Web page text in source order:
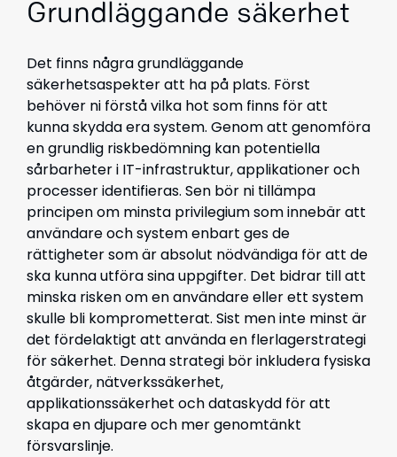
Grundläggande säkerhet
Det finns några grundläggande
säkerhetsaspekter att ha på plats. Först
behöver ni förstå vilka hot som finns för att
kunna skydda era system. Genom att genomföra
en grundlig riskbedömning kan potentiella
sårbarheter i IT-infrastruktur, applikationer och
processer identifieras. Sen bör ni tillämpa
principen om minsta privilegium som innebär att
användare och system enbart ges de
rättigheter som är absolut nödvändiga för att de
ska kunna utföra sina uppgifter. Det bidrar till att
minska risken om en användare eller ett system
skulle bli komprometterat. Sist men inte minst är
det fördelaktigt att använda en flerlagerstrategi
för säkerhet. Denna strategi bör inkludera fysiska
åtgärder, nätverkssäkerhet,
applikationssäkerhet och dataskydd för att
skapa en djupare och mer genomtänkt
försvarslinje.